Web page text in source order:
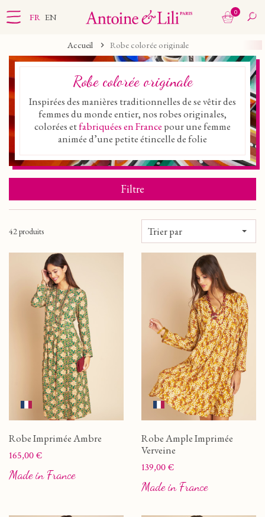
FR EN 0
Accueil Robe colorée originale
Robe colorée originale
Inspirées des manières traditionnelles de se vêtir des
femmes du monde entier, nos robes originales,
colorées etfabriquées en France pour une femme
animée d’une petite étincelle de folie
Filtre
42 produits Trier par
Robe Imprimée Ambre
Prix
165,00 €
Made in France
Robe Ample Imprimée
Verveine
Prix
139,00 €
Made in France